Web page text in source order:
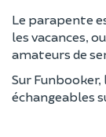
Le parapente
les vacances,
amateurs de
Sur
échangeables